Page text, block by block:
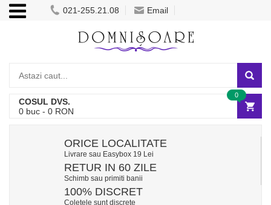
021-255.21.08 Email
COSUL DVS.
0 buc - 0 RON
0
ORICE LOCALITATE
Livrare sau Easybox 19 Lei
RETUR IN 60 ZILE
Schimb sau primiti banii
100% DISCRET
Coletele sunt discrete